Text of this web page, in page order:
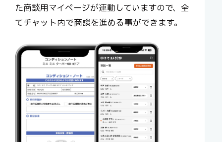
た商談用マイページが連動していますので、全
てチャット内で商談を進める事ができます。